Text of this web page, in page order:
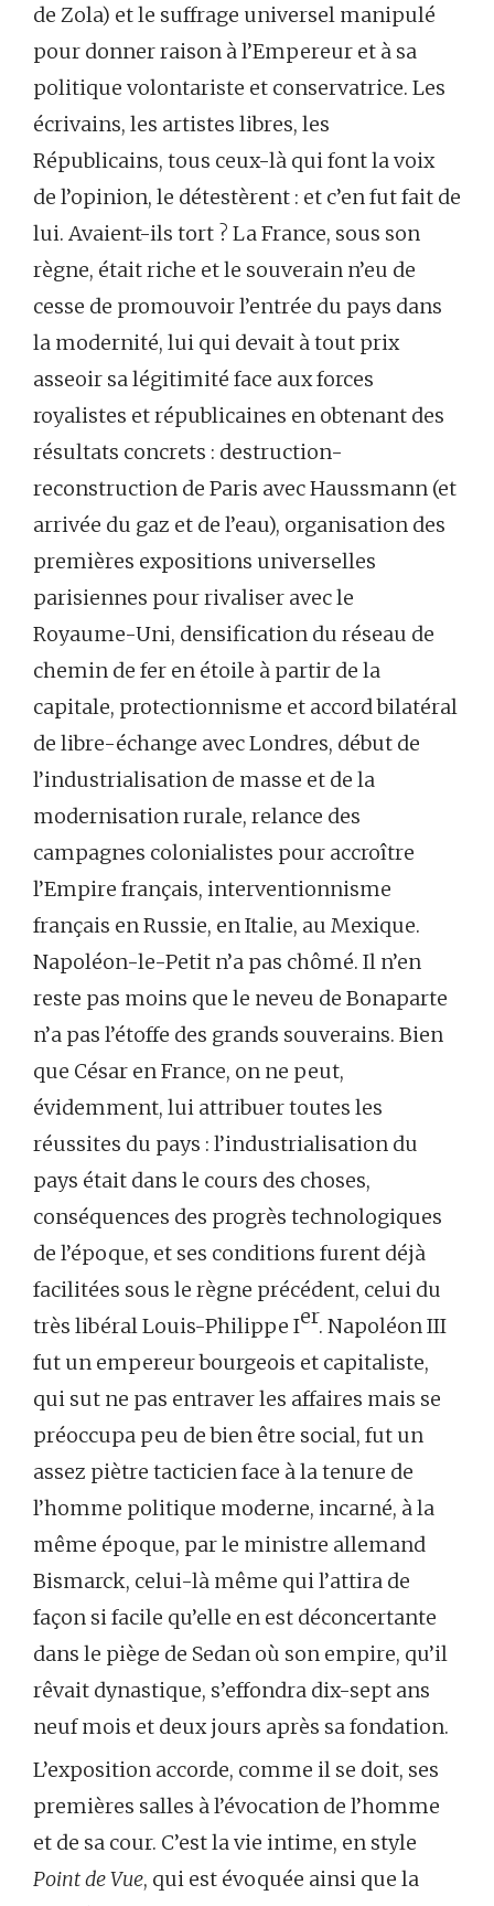
de Zola) et le suffrage universel manipulé
pour donner raison à l’Empereur et à sa
politique volontariste et conservatrice. Les
écrivains, les artistes libres, les
Républicains, tous ceux-là qui font la voix
de l’opinion, le détestèrent : et c’en fut fait de
lui. Avaient-ils tort ? La France, sous son
règne, était riche et le souverain n’eu de
cesse de promouvoir l’entrée du pays dans
la modernité, lui qui devait à tout prix
asseoir sa légitimité face aux forces
royalistes et républicaines en obtenant des
résultats concrets : destruction-
reconstruction de Paris avec Haussmann (et
arrivée du gaz et de l’eau), organisation des
premières expositions universelles
parisiennes pour rivaliser avec le
Royaume-Uni, densification du réseau de
chemin de fer en étoile à partir de la
capitale, protectionnisme et accord bilatéral
de libre-échange avec Londres, début de
l’industrialisation de masse et de la
modernisation rurale, relance des
campagnes colonialistes pour accroître
l’Empire français, interventionnisme
français en Russie, en Italie, au Mexique.
Napoléon-le-Petit n’a pas chômé. Il n’en
reste pas moins que le neveu de Bonaparte
n’a pas l’étoffe des grands souverains. Bien
que César en France, on ne peut,
évidemment, lui attribuer toutes les
réussites du pays : l’industrialisation du
pays était dans le cours des choses,
conséquences des progrès technologiques
de l’époque, et ses conditions furent déjà
facilitées sous le règne précédent, celui du
très libéral Louis-Philippe Ier. Napoléon III
fut un empereur bourgeois et capitaliste,
qui sut ne pas entraver les affaires mais se
préoccupa peu de bien être social, fut un
assez piètre tacticien face à la tenure de
l’homme politique moderne, incarné, à la
même époque, par le ministre allemand
Bismarck, celui-là même qui l’attira de
façon si facile qu’elle en est déconcertante
dans le piège de Sedan où son empire, qu’il
rêvait dynastique, s’effondra dix-sept ans
neuf mois et deux jours après sa fondation.
L’exposition accorde, comme il se doit, ses
premières salles à l’évocation de l’homme
et de sa cour. C’est la vie intime, en style
Point de Vue, qui est évoquée ainsi que la